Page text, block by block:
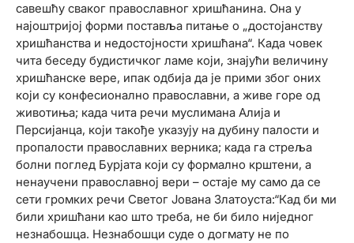
савешћу сваког православног хришћанина. Она у
најоштријој форми поставља питање о „достојанству
хришћанства и недостојности хришћана“. Када човек
чита беседу будистичког ламе који, знајући величину
хришћанске вере, ипак одбија да је прими због оних
који су конфесионално православни, а живе горе од
животиња; када чита речи муслимана Алија и
Персијанца, који такође указују на дубину палости и
пропалости православних верника; када га стреља
болни поглед Бурјата који су формално крштени, а
ненаучени православној вери – остаје му само да се
сети громких речи Светог Јована Златоуста:“Кад би ми
били хришћани као што треба, не би било ниједног
незнабошца. Незнабошци суде о догмату не по